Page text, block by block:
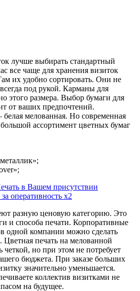
лучше выбирать стандартный
все чаще для хранения визиток
их удобно сортировать. Они не
под рукой. Карманы для
этого размера. Выбор бумаги для
от ваших предпочтений.
белая мелованная. Но современная
большой ассортимент цветных бумаг
в Вашем присутствии
оперативность х2
разную ценовую категорию. Это
и способа печати. Корпоративные
одной компании можно сделать
Цветная печать на мелованной
четкой, но при этом не потребует
бюджета. При заказе больших
значительно уменьшается.
коллектив визитками не
на будущее.